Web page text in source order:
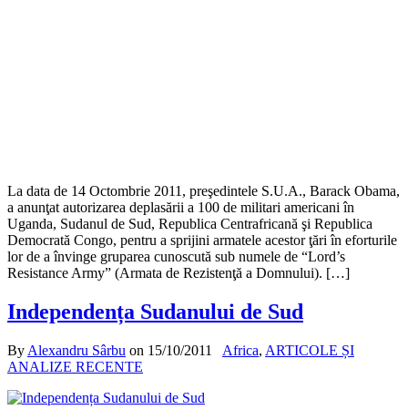
La data de 14 Octombrie 2011, preşedintele S.U.A., Barack Obama,
a anunţat autorizarea deplasării a 100 de militari americani în
Uganda, Sudanul de Sud, Republica Centrafricană şi Republica
Democrată Congo, pentru a sprijini armatele acestor ţări în eforturile
lor de a învinge gruparea cunoscută sub numele de “Lord’s
Resistance Army” (Armata de Rezistenţă a Domnului). […]
Independența Sudanului de Sud
By Alexandru Sârbu on 15/10/2011 Africa, ARTICOLE ȘI
ANALIZE RECENTE